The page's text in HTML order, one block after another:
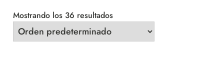
Mostrando los 36 resultados